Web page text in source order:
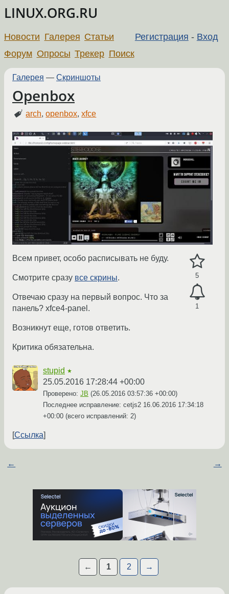
LINUX.ORG.RU
Регистрация - Вход
Новости Галерея Статьи
Форум Опросы Трекер Поиск
Галерея — Скриншоты
Openbox
arch,openbox,xfce
5
1
Всем привет, особо расписывать не буду.
Смотрите сразу все скрины.
Отвечаю сразу на первый вопрос. Что за
панель? xfce4-panel.
Возникнут еще, готов ответить.
Критика обязательна.
stupid ★
25.05.2016 17:28:44 +00:00
Проверено: JB (26.05.2016 03:57:36 +00:00)
Последнее исправление: cetjs2 16.06.2016 17:34:18
+00:00 (всего исправлений: 2)
Ссылка
← →
← 1 2 →